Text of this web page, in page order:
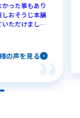
った事もあり
おそうじ本舗
ただけまし
もっと早くお
料金でホント助
んにお願いしま
の声を見る